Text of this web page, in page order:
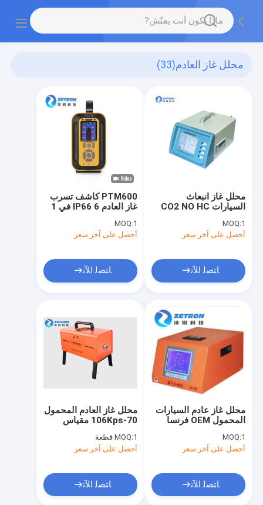
محلل غاز العادم(33)
PTM600 كاشف تسرب
غاز العادم IP66 6 في 1
MOQ:1
أحصل على آخر سعر
ﺎﺘﺼﻟ ﺍﻶﻧ
محلل غاز انبعاث
السيارات CO2 NO HC
360mm
MOQ:1
أحصل على آخر سعر
ﺎﺘﺼﻟ ﺍﻶﻧ
محلل غاز العادم المحمول
70-106Kps مقياس
MOQ:1 قطعة
أحصل على آخر سعر
ﺎﺘﺼﻟ ﺍﻶﻧ
محلل غاز عادم السيارات
المحمول OEM فرنسا
الحركة المستورد
MOQ:1
أحصل على آخر سعر
ﺎﺘﺼﻟ ﺍﻶﻧ